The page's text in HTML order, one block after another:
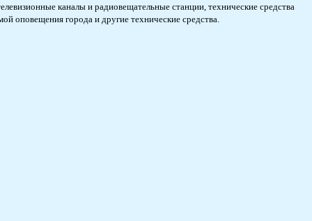
каналы и радиовещательные станции, технические средства
оповещения города и другие технические средства.